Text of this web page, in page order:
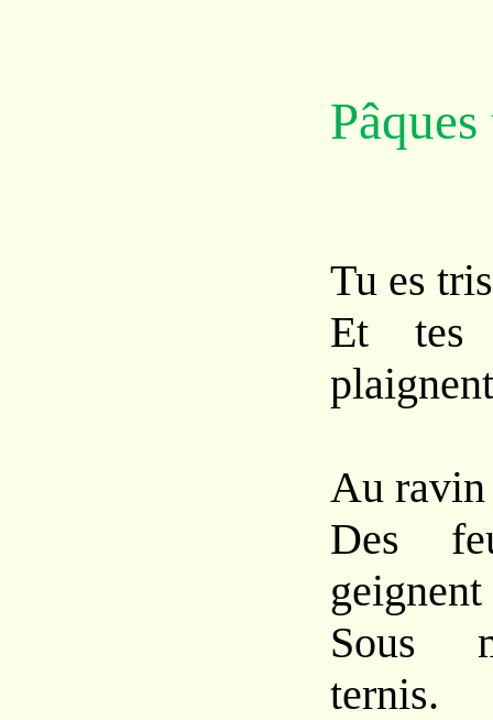
Tu es
Et tes
Au ravin
Des
geignent
Sous
ternis.